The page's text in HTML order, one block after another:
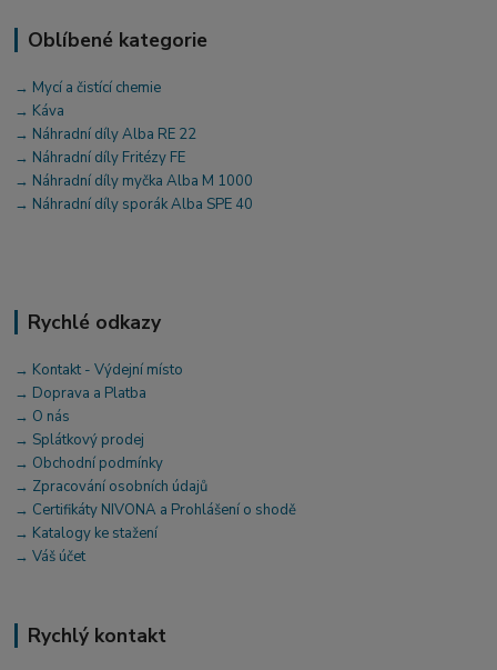
Oblíbené kategorie
→ Mycí a čistící chemie
→ Káva
→ Náhradní díly Alba RE 22
→ Náhradní díly Fritézy FE
→ Náhradní díly myčka Alba M 1000
→ Náhradní díly sporák Alba SPE 40
Rychlé odkazy
→ Kontakt - Výdejní místo
→ Doprava a Platba
→ O nás
→ Splátkový prodej
→ Obchodní podmínky
→ Zpracování osobních údajů
→ Certifikáty NIVONA a Prohlášení o shodě
→ Katalogy ke stažení
→ Váš účet
Rychlý kontakt